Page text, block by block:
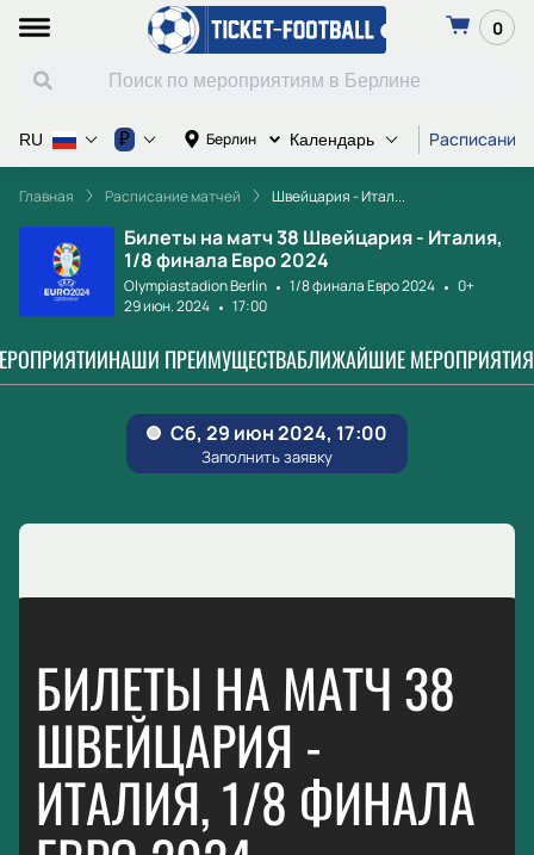
0
Берлин Календарь Расписание
RU ₽
Главная Расписание матчей Швейцария - Итал...
Билеты на матч 38 Швейцария - Италия,
1/8 финала Евро 2024
Olympiastadion Berlin 1/8 финала Евро 2024
0+
29 июн. 2024
17:00
НАШИ ПРЕИМУЩЕСТВАБЛИЖАЙШИЕ МЕРОПРИЯТИЯ
БИЛЕТЫ НА МАТЧ 38
ШВЕЙЦАРИЯ -
ИТАЛИЯ, 1/8 ФИНАЛА